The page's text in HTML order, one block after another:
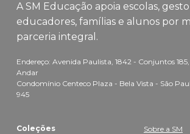
A SM Educação apoia escolas,
educadores, famílias e alunos por
parceria integral.
Endereço: Avenida Paulista, 1842 - Conjuntos 185,
Andar
Condomínio Centeco Plaza - Bela Vista - São
945
Coleções Sobre a SM